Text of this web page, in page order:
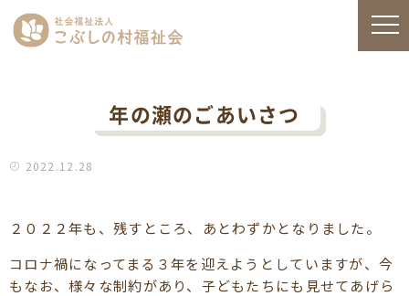
年の瀬のごあいさつ
2022.12.28
２０２２年も、残すところ、あとわずかとなりました。
コロナ禍になってまる３年を迎えようとしていますが、今
もなお、様々な制約があり、子どもたちにも見せてあげら